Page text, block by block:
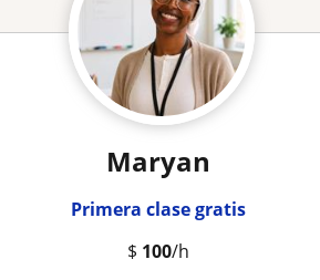
Maryan
Primera clase gratis
$ 100/h